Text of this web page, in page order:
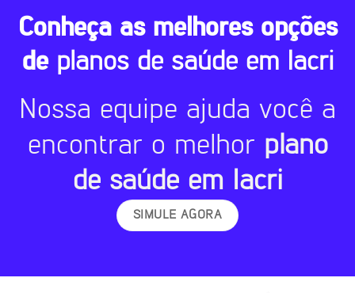
Conheça as melhores opções
de planos de saúde em Iacri
Nossa equipe ajuda você a
encontrar o melhor plano
de saúde em Iacri
SIMULE AGORA